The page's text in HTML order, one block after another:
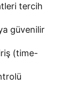
tercih
güvenilir
(time-